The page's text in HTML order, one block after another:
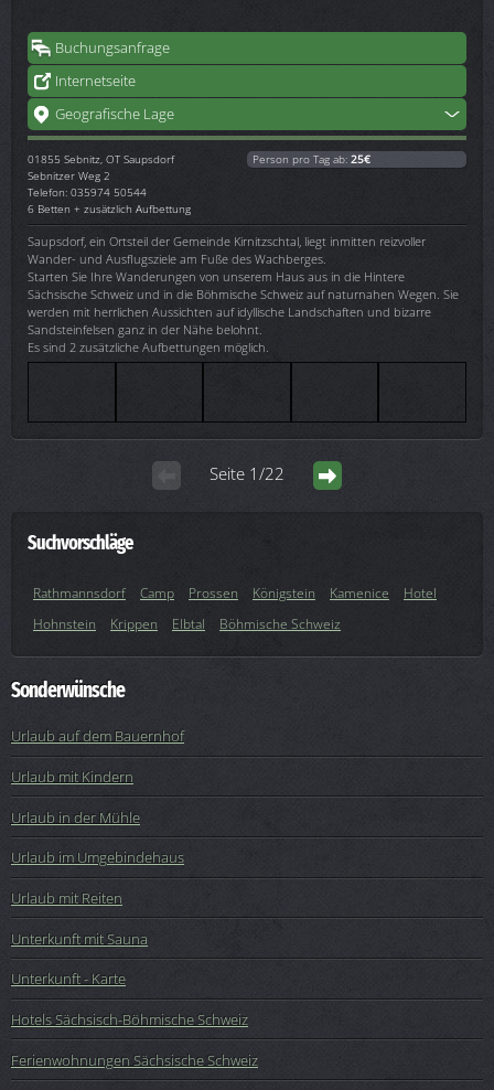
Buchungsanfrage
Internetseite
Geografische Lage
01855 Sebnitz, OT Saupsdorf
Sebnitzer Weg 2
Telefon: 035974 50544
6 Betten + zusätzlich Aufbettung
Person pro Tag ab: 25€
Saupsdorf, ein Ortsteil der Gemeinde Kirnitzschtal, liegt inmitten reizvoller
Wander- und Ausflugsziele am Fuße des Wachberges.
Starten Sie Ihre Wanderungen von unserem Haus aus in die Hintere
Sächsische Schweiz und in die Böhmische Schweiz auf naturnahen Wegen. Sie
werden mit herrlichen Aussichten auf idyllische Landschaften und bizarre
Sandsteinfelsen ganz in der Nähe belohnt.
Es sind 2 zusätzliche Aufbettungen möglich.
Seite 1/22
Suchvorschläge
Rathmannsdorf Camp Prossen Königstein Kamenice
Hotel
Hohnstein
Krippen Elbtal Böhmische Schweiz
Sonderwünsche
Urlaub auf dem Bauernhof
Urlaub mit Kindern
Urlaub in der Mühle
Urlaub im Umgebindehaus
Urlaub mit Reiten
Unterkunft mit Sauna
Unterkunft - Karte
Hotels Sächsisch-Böhmische Schweiz
Ferienwohnungen Sächsische Schweiz